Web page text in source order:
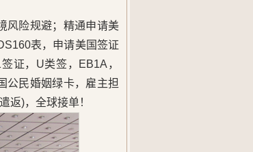
风险规避；精通申请美
表，申请美国签证
证，U类签，EB1A，
公民婚姻绿卡，雇主担
返)，全球接单！